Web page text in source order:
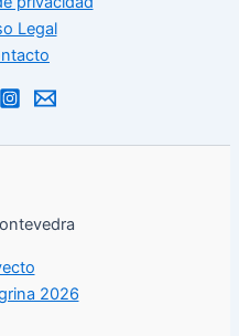
Legal
2026